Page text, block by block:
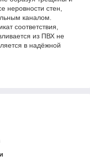
неровности стен,
каналом.
соответствия,
из ПВХ не
в надёжной